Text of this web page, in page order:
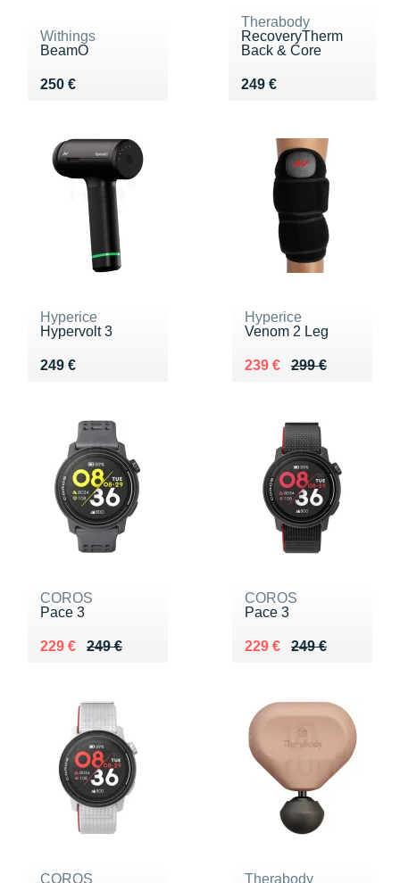
Withings
BeamO
250 €
Vendu 250 €
Therabody
RecoveryTherm
Back & Core
249 €
Vendu 249 €
Hyperice
Hypervolt 3
249 €
Vendu 249 €
Hyperice
Venom 2 Leg
299 €
Au lieu de 299 €
239 €
Vendu 239 €
COROS
Pace 3
249 €
Au lieu de 249 €
229 €
Vendu 229 €
COROS
Pace 3
249 €
Au lieu de 249 €
229 €
Vendu 229 €
COROS Therabody